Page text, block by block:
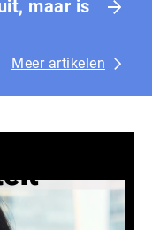
maar is
Meer artikelen